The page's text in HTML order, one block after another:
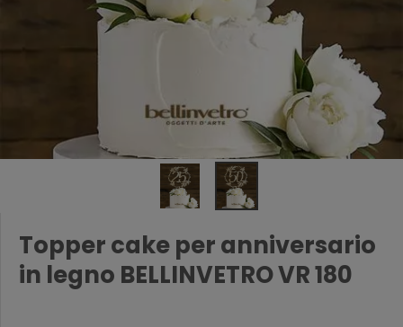
Topper cake per anniversario
in legno BELLINVETRO VR 180